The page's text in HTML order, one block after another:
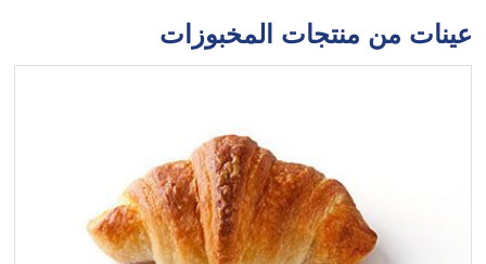
عينات من منتجات المخبوزات